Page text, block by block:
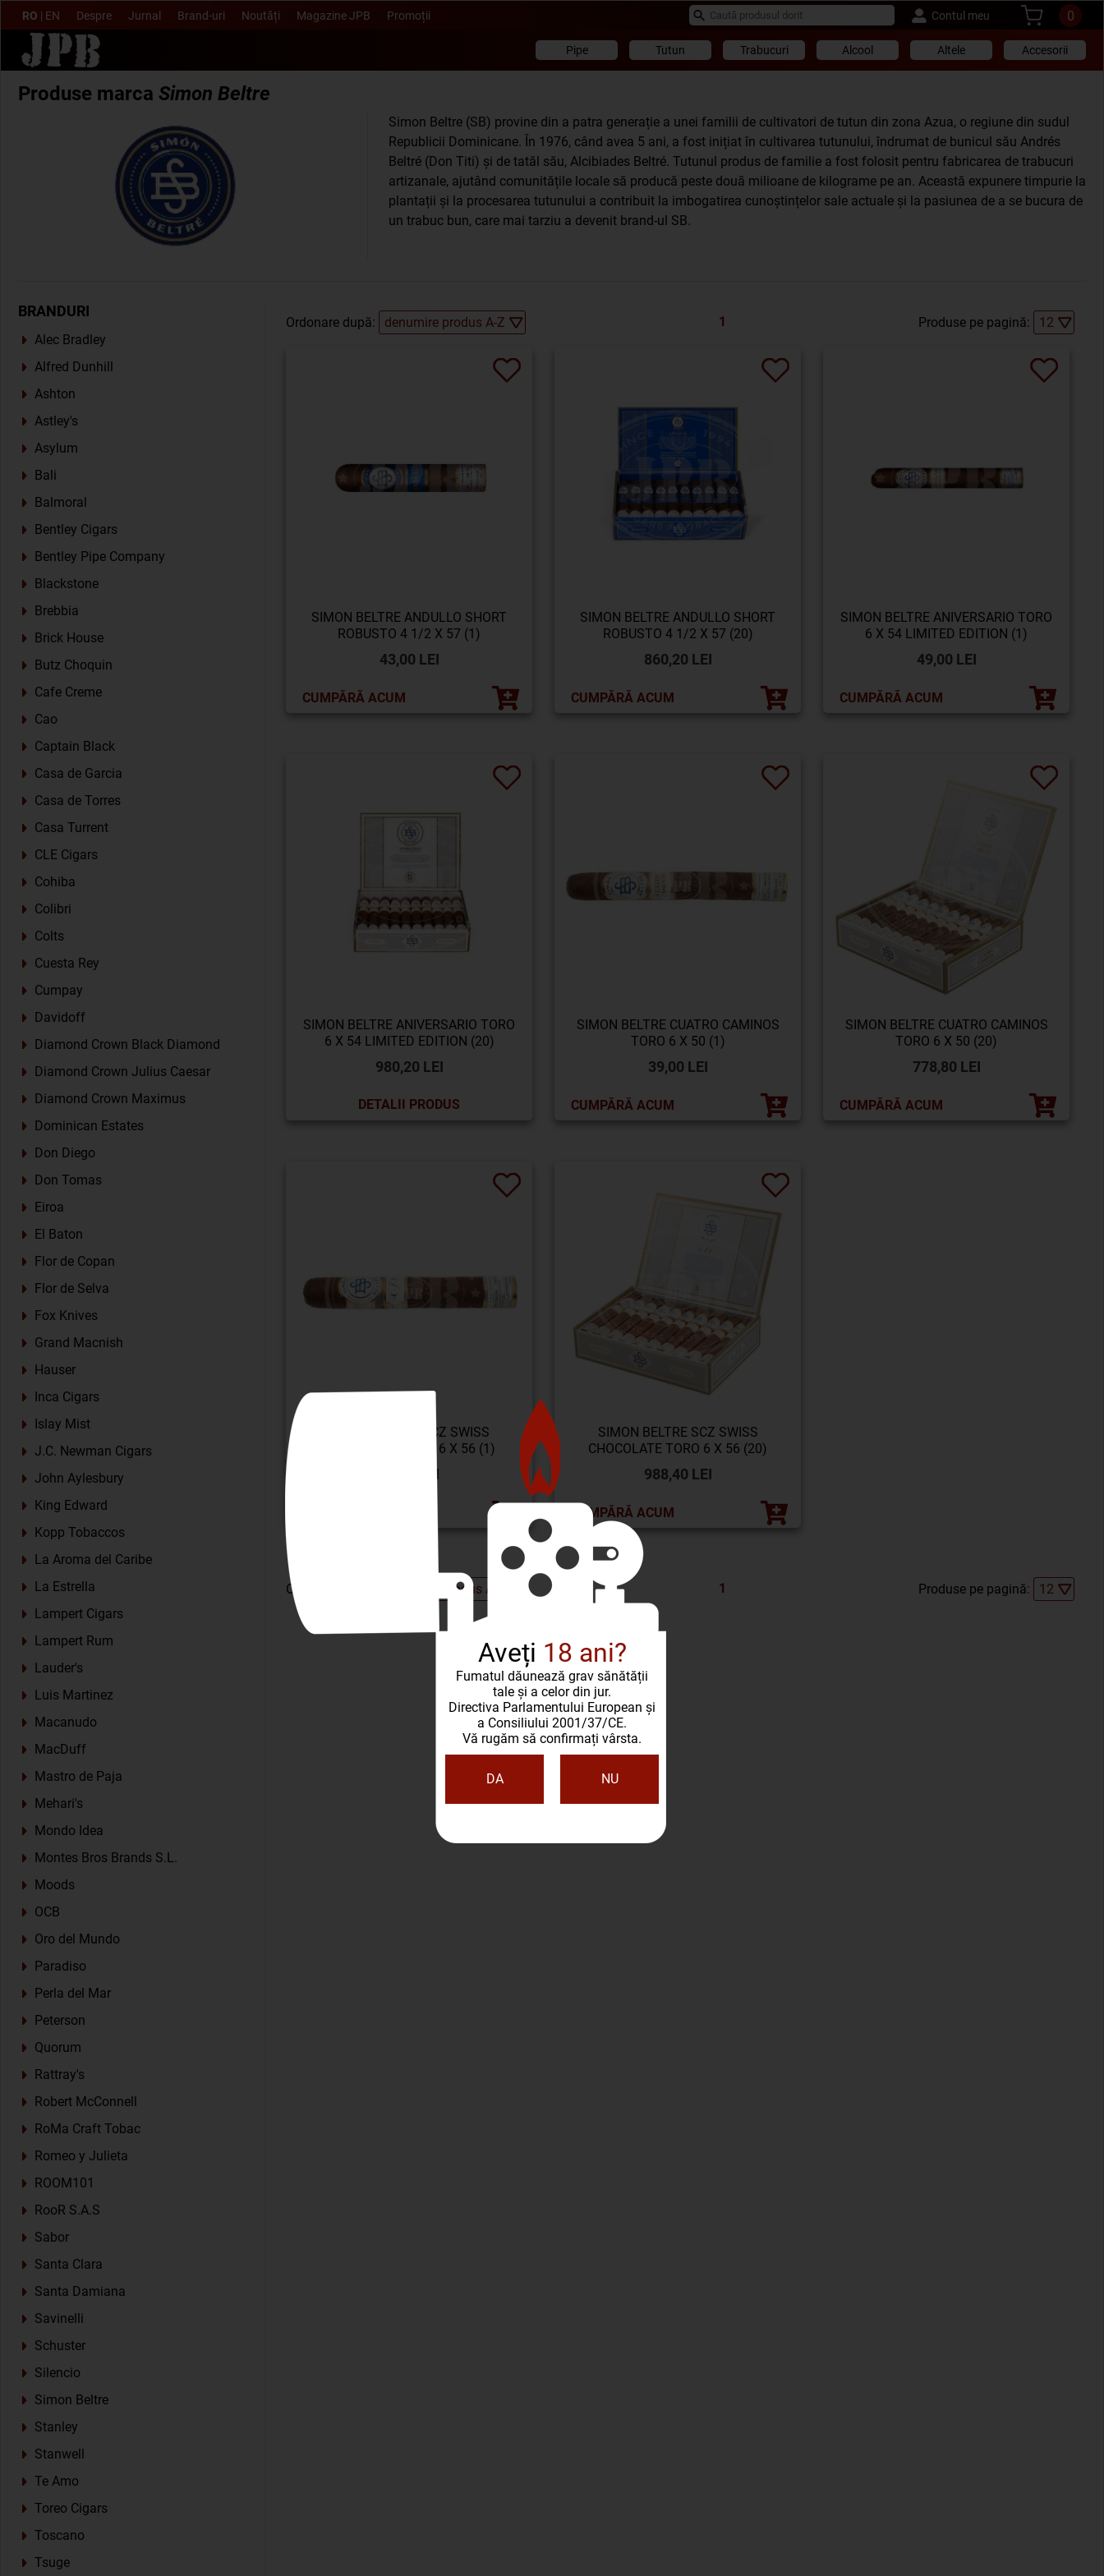
Aveți 18 ani?
Fumatul dăunează grav sănătății
tale și a celor din jur.
Directiva Parlamentului European și
a Consiliului 2001/37/CE.
Vă rugăm să confirmați vârsta.
DA NU
RO | EN Despre Jurnal Brand-uri Noutăți Magazine JPB Promoții Contul meu 0
Pipe Tutun Trabucuri Alcool Altele Accesorii
Produse marca Simon Beltre
Simon Beltre (SB) provine din a patra generație a unei familii de cultivatori de tutun din zona Azua, o regiune din sudul
Republicii Dominicane. În 1976, când avea 5 ani, a fost inițiat în cultivarea tutunului, îndrumat de bunicul său Andrés
Beltré (Don Titi) și de tatăl său, Alcibiades Beltré. Tutunul produs de familie a fost folosit pentru fabricarea de trabucuri
artizanale, ajutând comunitățile locale să producă peste două milioane de kilograme pe an. Această expunere timpurie la
plantații și la procesarea tutunului a contribuit la imbogatirea cunoștințelor sale actuale și la pasiunea de a se bucura de
un trabuc bun, care mai tarziu a devenit brand-ul SB.
BRANDURI
Alec Bradley
Alfred Dunhill
Ashton
Astley's
Asylum
Bali
Balmoral
Bentley Cigars
Bentley Pipe Company
Blackstone
Brebbia
Brick House
Butz Choquin
Cafe Creme
Cao
Captain Black
Casa de Garcia
Casa de Torres
Casa Turrent
CLE Cigars
Cohiba
Colibri
Colts
Cuesta Rey
Cumpay
Davidoff
Diamond Crown Black Diamond
Diamond Crown Julius Caesar
Diamond Crown Maximus
Dominican Estates
Don Diego
Don Tomas
Eiroa
El Baton
Flor de Copan
Flor de Selva
Fox Knives
Grand Macnish
Hauser
Inca Cigars
Islay Mist
J.C. Newman Cigars
John Aylesbury
King Edward
Kopp Tobaccos
La Aroma del Caribe
La Estrella
Lampert Cigars
Lampert Rum
Lauder's
Luis Martinez
Macanudo
MacDuff
Mastro de Paja
Mehari's
Mondo Idea
Montes Bros Brands S.L.
Moods
OCB
Oro del Mundo
Paradiso
Perla del Mar
Peterson
Quorum
Rattray's
Robert McConnell
RoMa Craft Tobac
Romeo y Julieta
ROOM101
RooR S.A.S
Sabor
Santa Clara
Santa Damiana
Savinelli
Schuster
Silencio
Simon Beltre
Stanley
Stanwell
Te Amo
Toreo Cigars
Toscano
Tsuge
Ordonare după: 1 Produse pe pagină:
SIMON BELTRE ANDULLO SHORT
ROBUSTO 4 1/2 X 57 (1)
43,00 LEI
CUMPĂRĂ ACUM
SIMON BELTRE ANDULLO SHORT
ROBUSTO 4 1/2 X 57 (20)
860,20 LEI
CUMPĂRĂ ACUM
SIMON BELTRE ANIVERSARIO TORO
6 X 54 LIMITED EDITION (1)
49,00 LEI
CUMPĂRĂ ACUM
SIMON BELTRE ANIVERSARIO TORO
6 X 54 LIMITED EDITION (20)
980,20 LEI
DETALII PRODUS
SIMON BELTRE CUATRO CAMINOS
TORO 6 X 50 (1)
39,00 LEI
CUMPĂRĂ ACUM
SIMON BELTRE CUATRO CAMINOS
TORO 6 X 50 (20)
778,80 LEI
CUMPĂRĂ ACUM
SIMON BELTRE SCZ SWISS
CHOCOLATE TORO 6 X 56 (1)
49,00 LEI
SIMON BELTRE SCZ SWISS
CHOCOLATE TORO 6 X 56 (20)
988,40 LEI
CUMPĂRĂ ACUM
Ordonare după: 1 Produse pe pagină: